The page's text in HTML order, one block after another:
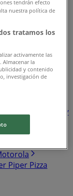
Ceramat
Charly
Sfera
Piper Pizza
tendrán efecto
nuestra política de
tratamos los
activamente las
Almacenar la
y contenido
investigación de